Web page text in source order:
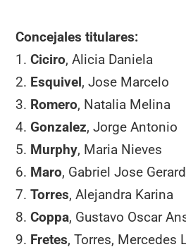
Concejales titulares:
1.Ciciro, Alicia Daniela
2. Esquivel, Jose Marcelo
3. Romero, Natalia Melina
4. Gonzalez, Jorge Antonio
5. Murphy, Maria Nieves
6. Maro, Gabriel Jose
7.Torres, Alejandra Karina
8.Coppa, Gustavo Oscar
9. Fretes, Torres, Mercedes